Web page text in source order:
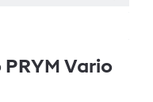
Vario